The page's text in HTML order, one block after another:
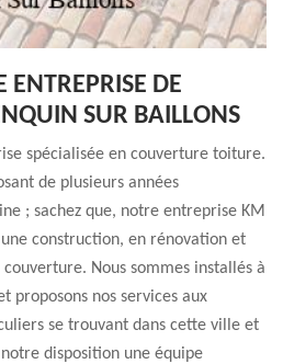
ENTREPRISE DE
SUR BAILLONS
spécialisée en couverture toiture.
de plusieurs années
; sachez que, notre entreprise KM
construction, en rénovation et
Nous sommes installés à
proposons nos services aux
se trouvant dans cette ville et
disposition une équipe